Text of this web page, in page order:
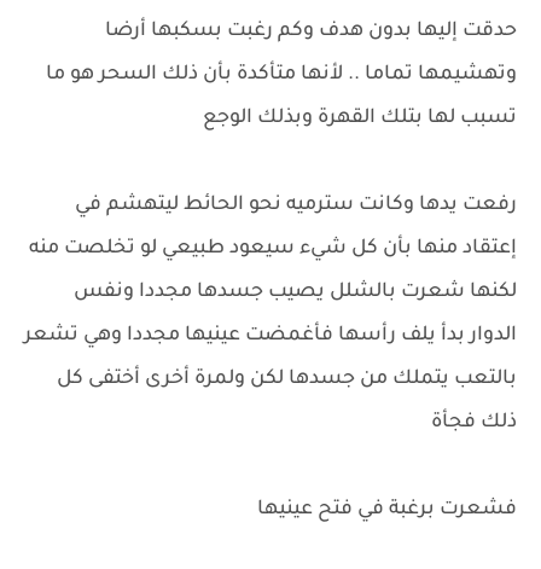
حدقت إليها بدون هدف وكم رغبت بسكبها أرضا
وتهشيمها تماما .. لأنها متأكدة بأن ذلك السحر هو ما
تسبب لها بتلك القهرة وبذلك الوجع
رفعت يدها وكانت سترميه نحو الحائط ليتهشم في
إعتقاد منها بأن كل شيء سيعود طبيعي لو تخلصت منه
لكنها شعرت بالشلل يصيب جسدها مجددا ونفس
الدوار بدأ يلف رأسها فأغمضت عينيها مجددا وهي تشعر
بالتعب يتملك من جسدها لكن ولمرة أخرى أختفى كل
ذلك فجأة
فشعرت برغبة في فتح عينيها